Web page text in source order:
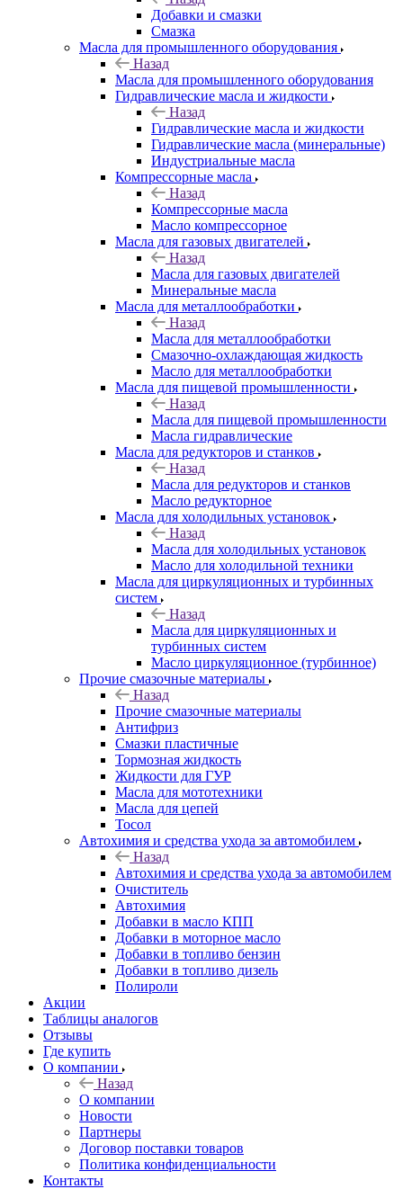
Добавки и смазки
Смазка
Масла для промышленного оборудования
Назад
Масла для промышленного оборудования
Гидравлические масла и жидкости
Назад
Гидравлические масла и жидкости
Гидравлические масла (минеральные)
Индустриальные масла
Компрессорные масла
Назад
Компрессорные масла
Масло компрессорное
Масла для газовых двигателей
Назад
Масла для газовых двигателей
Минеральные масла
Масла для металлообработки
Назад
Масла для металлообработки
Смазочно-охлаждающая жидкость
Масло для металлообработки
Масла для пищевой промышленности
Назад
Масла для пищевой промышленности
Масла гидравлические
Масла для редукторов и станков
Назад
Масла для редукторов и станков
Масло редукторное
Масла для холодильных установок
Назад
Масла для холодильных установок
Масло для холодильной техники
Масла для циркуляционных и турбинных
систем
Назад
Масла для циркуляционных и
турбинных систем
Масло циркуляционное (турбинное)
Прочие смазочные материалы
Назад
Прочие смазочные материалы
Антифриз
Смазки пластичные
Тормозная жидкость
Жидкости для ГУР
Масла для мототехники
Масла для цепей
Тосол
Автохимия и средства ухода за автомобилем
Назад
Автохимия и средства ухода за автомобилем
Очиститель
Автохимия
Добавки в масло КПП
Добавки в моторное масло
Добавки в топливо бензин
Добавки в топливо дизель
Полироли
Акции
Таблицы аналогов
Отзывы
Где купить
О компании
Назад
О компании
Новости
Партнеры
Договор поставки товаров
Политика конфиденциальности
Контакты